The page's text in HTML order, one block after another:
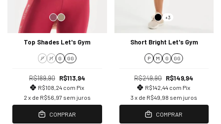
Top Shades Let's Gym
P M G GG
R$189,90 R$113,94
R$108,24 com Pix
2 x de R$56,97 sem juros
COMPRAR
+3
Short Bright Let's Gym
P M G GG
R$249,90 R$149,94
R$142,44 com Pix
3 x de R$49,98 sem juros
COMPRAR